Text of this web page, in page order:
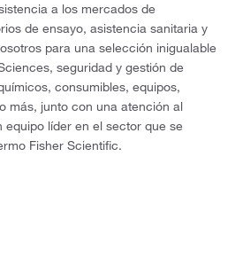
a los mercados de
de ensayo, asistencia sanitaria y
para una selección inigualable
seguridad y gestión de
consumibles, equipos,
más, junto con una atención al
líder en el sector que se
Fisher Scientific.